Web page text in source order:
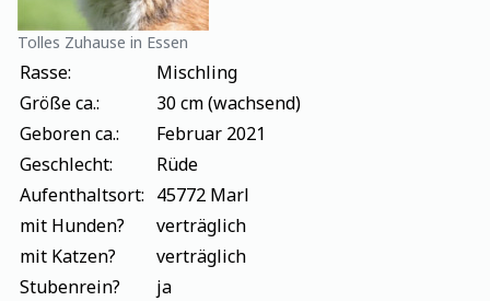
Tolles Zuhause in Essen
Rasse:
Mischling
Größe ca.:
30 cm (wachsend)
Geboren ca.:
Februar 2021
Geschlecht:
Rüde
Aufenthaltsort: 45772 Marl
mit Hunden?
verträglich
mit Katzen?
verträglich
Stubenrein?
ja